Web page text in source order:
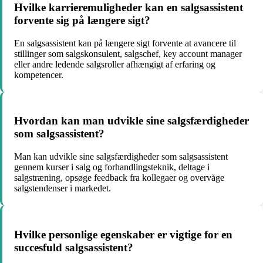
Hvilke karrieremuligheder kan en salgsassistent
forvente sig på længere sigt?
En salgsassistent kan på længere sigt forvente at avancere til
stillinger som salgskonsulent, salgschef, key account manager
eller andre ledende salgsroller afhængigt af erfaring og
kompetencer.
Hvordan kan man udvikle sine salgsfærdigheder
som salgsassistent?
Man kan udvikle sine salgsfærdigheder som salgsassistent
gennem kurser i salg og forhandlingsteknik, deltage i
salgstræning, opsøge feedback fra kollegaer og overvåge
salgstendenser i markedet.
Hvilke personlige egenskaber er vigtige for en
succesfuld salgsassistent?